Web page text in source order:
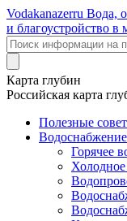
Vodakanazerru Вода,
и благоустройство в
Карта глубин
Российская карта
Полезные
Водоснабжение
Горячее